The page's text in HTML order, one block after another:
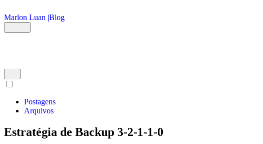
Marlon Luan |Blog
Postagens
Arquivos
Estratégia de Backup 3-2-1-1-0